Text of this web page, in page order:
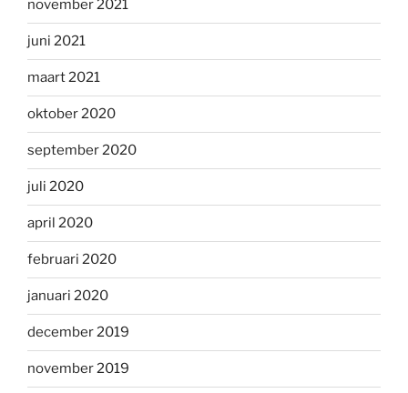
november 2021
juni 2021
maart 2021
oktober 2020
september 2020
juli 2020
april 2020
februari 2020
januari 2020
december 2019
november 2019